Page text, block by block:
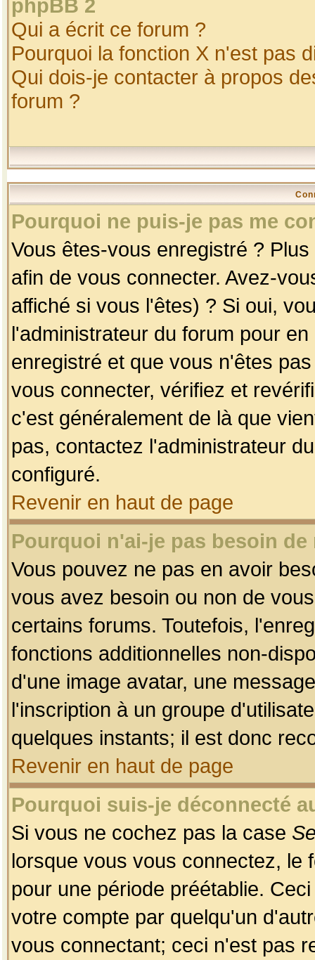
phpBB 2
Qui a écrit ce forum ?
Pourquoi la fonction X n'est pas
Qui dois-je contacter à propos
forum ?
Pourquoi ne puis-je pas me
Vous êtes-vous enregistré ?
afin de vous connecter. Avez-
affiché si vous l'êtes) ? Si oui,
l'administrateur du forum pour
enregistré et que vous n'êtes
vous connecter, vérifiez et
c'est généralement de là que
pas, contactez l'administrateur
configuré.
Revenir en haut de page
Pourquoi n'ai-je pas besoin
Vous pouvez ne pas en avoir
vous avez besoin ou non de
certains forums. Toutefois,
fonctions additionnelles non-
d'une image avatar, une
l'inscription à un groupe
quelques instants; il est donc
Revenir en haut de page
Pourquoi suis-je déconnecté
Si vous ne cochez pas la case
lorsque vous vous connectez, le
pour une période préétablie.
votre compte par quelqu'un
vous connectant; ceci n'est pas